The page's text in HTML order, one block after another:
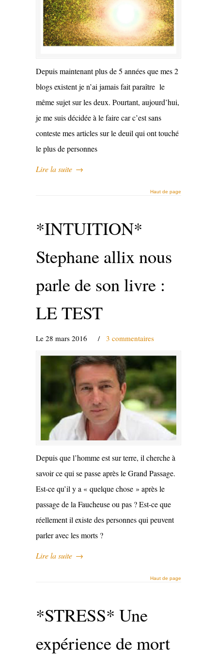
Depuis maintenant plus de 5 années que mes 2
blogs existent je n’ai jamais fait paraître le
même sujet sur les deux. Pourtant, aujourd’hui,
je me suis décidée à le faire car c’est sans
conteste mes articles sur le deuil qui ont touché
le plus de personnes
Lire la suite →
Haut de page
*INTUITION*
Stephane allix nous
parle de son livre :
LE TEST
Le 28 mars 2016 / 3 commentaires
Depuis que l’homme est sur terre, il cherche à
savoir ce qui se passe après le Grand Passage.
Est-ce qu’il y a « quelque chose » après le
passage de la Faucheuse ou pas ? Est-ce que
réellement il existe des personnes qui peuvent
parler avec les morts ?
Lire la suite →
Haut de page
*STRESS* Une
expérience de mort